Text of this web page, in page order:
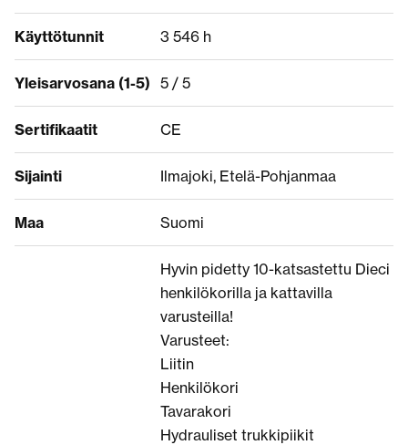
Käyttötunnit 3 546 h
Yleisarvosana (1-5) 5 / 5
Sertifikaatit CE
Sijainti Ilmajoki, Etelä-Pohjanmaa
Maa Suomi
Hyvin pidetty 10-katsastettu Dieci
henkilökorilla ja kattavilla
varusteilla!
Varusteet:
Liitin
Henkilökori
Tavarakori
Hydrauliset trukkipiikit